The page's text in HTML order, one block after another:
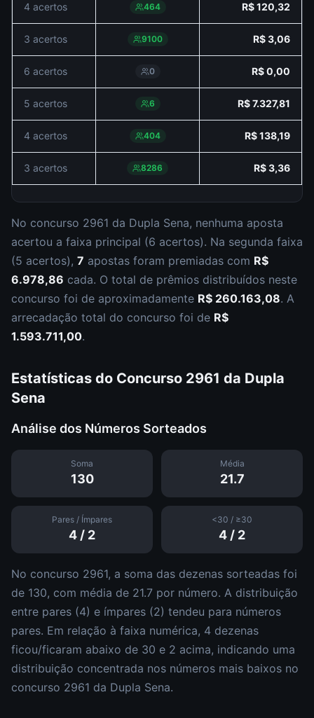
4 acertos 464 R$ 120,32
3 acertos 9100 R$ 3,06
6 acertos 0 R$ 0,00
5 acertos 6 R$ 7.327,81
4 acertos 404 R$ 138,19
3 acertos 8286 R$ 3,36
No concurso 2961 da Dupla Sena, nenhuma aposta
acertou a faixa principal (6 acertos). Na segunda faixa
(5 acertos), 7 apostas foram premiadas com R$
6.978,86 cada. O total de prêmios distribuídos neste
concurso foi de aproximadamente R$ 260.163,08. A
arrecadação total do concurso foi de R$
1.593.711,00.
Estatísticas do Concurso 2961 da Dupla
Sena
Análise dos Números Sorteados
Soma
130
Média
21.7
Pares / Ímpares
4 / 2
<30 / ≥30
4 / 2
No concurso 2961, a soma das dezenas sorteadas foi
de 130, com média de 21.7 por número. A distribuição
entre pares (4) e ímpares (2) tendeu para números
pares. Em relação à faixa numérica, 4 dezenas
ficou/ficaram abaixo de 30 e 2 acima, indicando uma
distribuição concentrada nos números mais baixos no
concurso 2961 da Dupla Sena.